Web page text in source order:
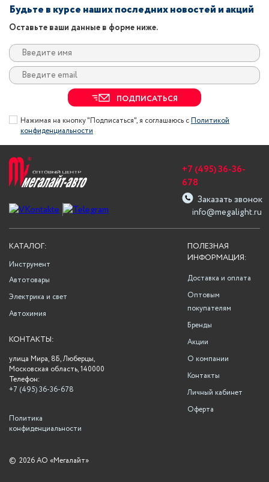
Будьте в курсе наших последних новостей и акций
Оставьте ваши данные в форме ниже.
ПОДПИСАТЬСЯ
Нажимая на кнопку "Подписаться", я соглашаюсь сПолитикой
конфиденциальности
info@megalight.ru
+7 (495) 36-36-
678
Заказать звонок
ПОЛЕЗНАЯ
ИНФОРМАЦИЯ:
Доставка и оплата
Оптовым
покупателям
Бренды
Акции
О компании
Контакты
Личный кабинет
Оферта
КАТАЛОГ:
Инструмент
Автотовары
Электрика и свет
Автохимия
КОНТАКТЫ:
улица Мира, 8Б, Люберцы,
Московская область, 140000
Телефон:
+7 (495) 36-36-678
Политика
конфиденциальности
© 2026 АО «Мегалайт»